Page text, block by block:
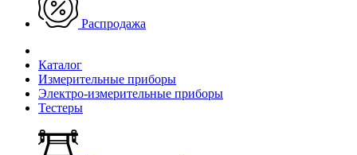
Распродажа
Каталог
Измерительные приборы
Электро-измерительные приборы
Тестеры